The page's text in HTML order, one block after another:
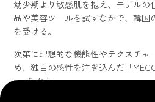
幼少期より敏感肌を抱え、モデルの
品や美容ツールを試すなかで、韓国
を受ける。
次第に理想的な機能性やテクスチャ
め、独自の感性を注ぎ込んだ「
n」を設立。